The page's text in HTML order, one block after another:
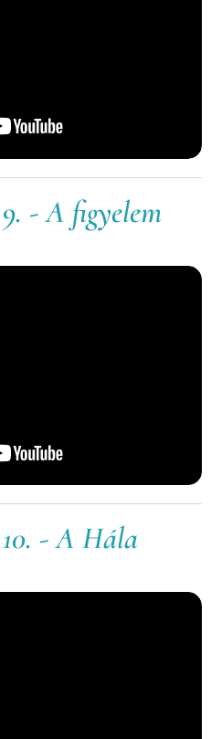
- A figyelem
10. - A Hála